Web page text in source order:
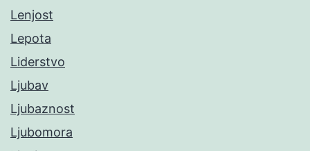
Lenjost
Lepota
Liderstvo
Ljubav
Ljubaznost
Ljubomora